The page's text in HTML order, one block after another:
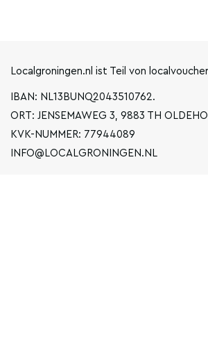
Localgroningen.nl ist Teil von
IBAN: NL13BUNQ2043510762.
ORT: JENSEMAWEG 3, 9883 TH
KVK-NUMMER: 77944089
INFO@LOCALGRONINGEN.NL